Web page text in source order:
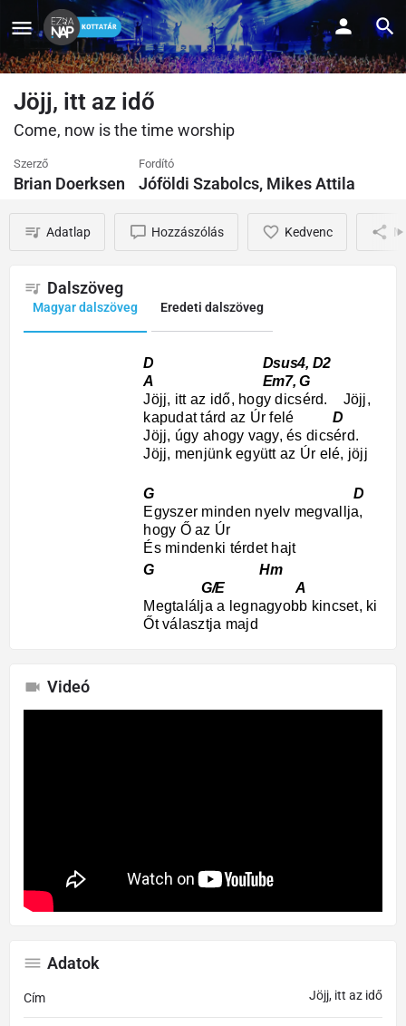
Jöjj, itt az idő
Come, now is the time worship
Szerző
Brian Doerksen
Fordító
Jóföldi Szabolcs, Mikes Attila
Adatlap Hozzászólás Kedvenc
Dalszöveg
Magyar dalszöveg Eredeti dalszöveg
D Dsus4, D2
A Em7, G
Jöjj, itt az idő, hogy dicsérd. Jöjj,
kapudat tárd az Úr feléD
Jöjj, úgy ahogy vagy, és dicsérd.
Jöjj, menjünk együtt az Úr elé, jöjj
G D
Egyszer minden nyelv megvallja,
hogy Ő az Úr
És mindenki térdet hajt
G Hm
G/E A
Megtalálja a legnagyobb kincset, ki
Őt választja majd
Videó
Adatok
Cím Jöjj, itt az idő